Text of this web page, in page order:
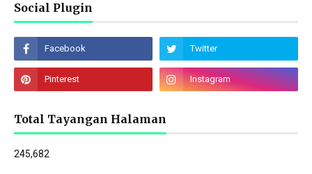
Social Plugin
Total Tayangan Halaman
245,682